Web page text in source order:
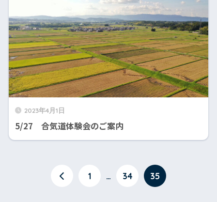
2023年4月1日
5/27 合気道体験会のご案内
1 … 34 35